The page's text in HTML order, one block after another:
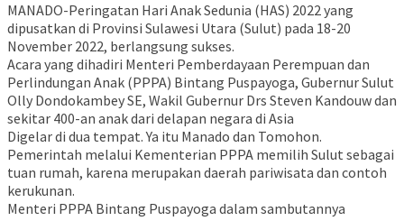
MANADO-Peringatan Hari Anak Sedunia (HAS) 2022 yang
dipusatkan di Provinsi Sulawesi Utara (Sulut) pada 18-20
November 2022, berlangsung sukses.
Acara yang dihadiri Menteri Pemberdayaan Perempuan dan
Perlindungan Anak (PPPA) Bintang Puspayoga, Gubernur Sulut
Olly Dondokambey SE, Wakil Gubernur Drs Steven Kandouw dan
sekitar 400-an anak dari delapan negara di Asia
Digelar di dua tempat. Ya itu Manado dan Tomohon.
Pemerintah melalui Kementerian PPPA memilih Sulut sebagai
tuan rumah, karena merupakan daerah pariwisata dan contoh
kerukunan.
Menteri PPPA Bintang Puspayoga dalam sambutannya